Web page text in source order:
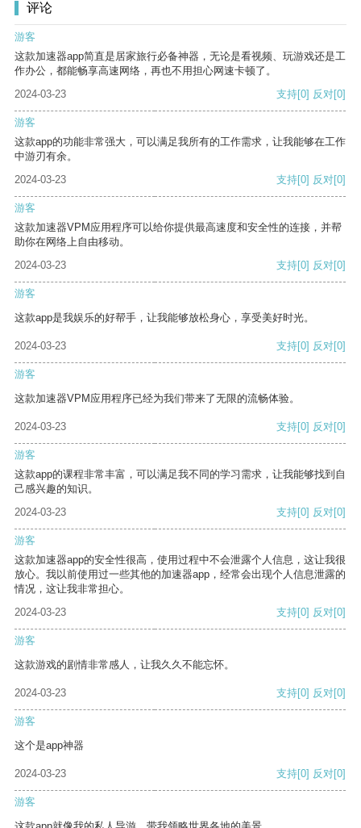
评论
游客
这款加速器app简直是居家旅行必备神器，无论是看视频、玩游戏还是工
作办公，都能畅享高速网络，再也不用担心网速卡顿了。
2024-03-23
支持[0] 反对[0]
游客
这款app的功能非常强大，可以满足我所有的工作需求，让我能够在工作
中游刃有余。
2024-03-23
支持[0] 反对[0]
游客
这款加速器VPM应用程序可以给你提供最高速度和安全性的连接，并帮
助你在网络上自由移动。
2024-03-23
支持[0] 反对[0]
游客
这款app是我娱乐的好帮手，让我能够放松身心，享受美好时光。
2024-03-23 支持[0] 反对[0]
游客
这款加速器VPM应用程序已经为我们带来了无限的流畅体验。
2024-03-23 支持[0] 反对[0]
游客
这款app的课程非常丰富，可以满足我不同的学习需求，让我能够找到自
己感兴趣的知识。
2024-03-23
支持[0] 反对[0]
游客
这款加速器app的安全性很高，使用过程中不会泄露个人信息，这让我很
放心。我以前使用过一些其他的加速器app，经常会出现个人信息泄露的
情况，这让我非常担心。
2024-03-23
支持[0] 反对[0]
游客
这款游戏的剧情非常感人，让我久久不能忘怀。
2024-03-23 支持[0] 反对[0]
游客
这个是app神器
2024-03-23 支持[0] 反对[0]
游客